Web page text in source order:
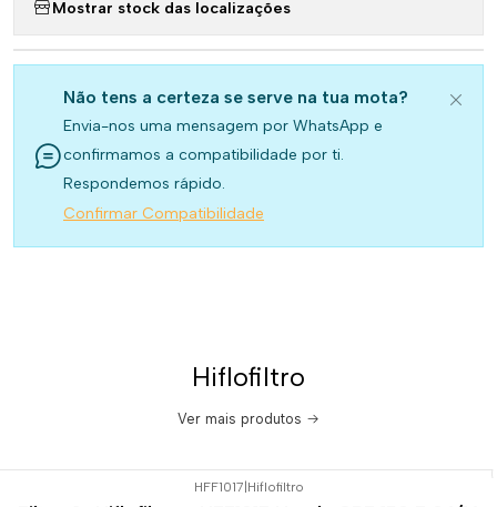
Mostrar stock das localizações
Não tens a certeza se serve na tua mota?
Envia-nos uma mensagem por WhatsApp e
confirmamos a compatibilidade por ti.
Respondemos rápido.
Confirmar Compatibilidade
Hiflofiltro
Ver mais produtos
HFF1017 Hiflofiltro